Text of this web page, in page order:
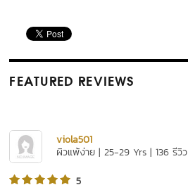
FEATURED REVIEWS
viola501
ผิวแพ้ง่าย | 25-29 Yrs | 136 รีวิว
5